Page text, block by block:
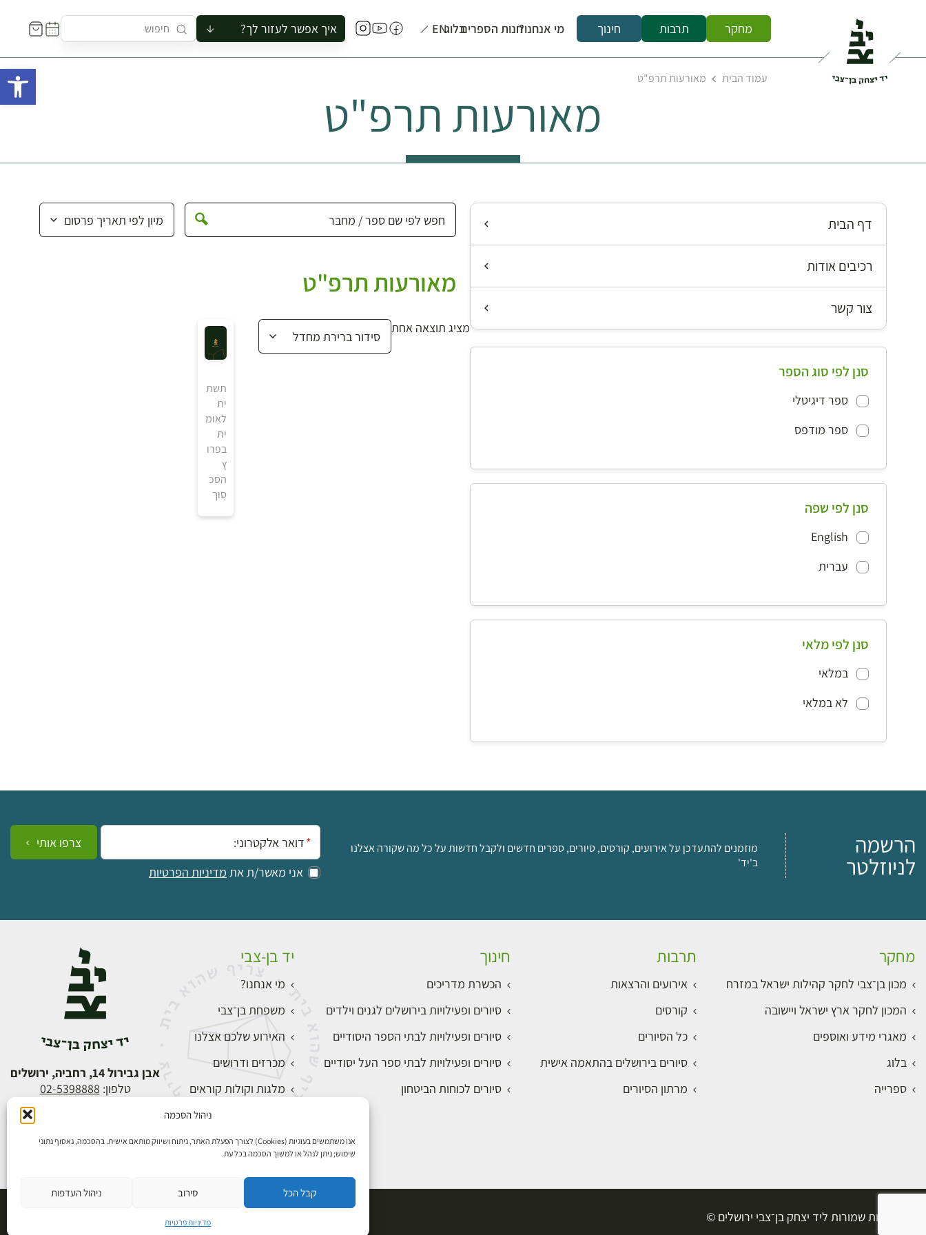
ניהול הסכמה
אנו משתמשים בעוגיות (Cookies) לצורך הפעלת האתר, ניתוח ושיווק מותאם אישית. בהסכמה, נאסוף נתוני
שימוש; ניתן לנהל או למשוך הסכמה בכל עת.
קבל הכל סירוב ניהול העדפות
מדיניות פרטיות
מחקר תרבות חינוך מי אנחנו?חנות הספריםבלוגEN איך אפשר לעזור לך?
להזמין סיור לקבוצה
לקנות ספר
לתאם ביקור בצריף
עמוד הבית מאורעות תרפ"ט
מאורעות תרפ"ט
דף הבית
רכיבים אודות
צור קשר
סנן לפי סוג הספר
ספר דיגיטלי
ספר מודפס
סנן לפי שפה
English
עברית
סנן לפי מלאי
במלאי
לא במלאי
מאורעות תרפ"ט
מציג תוצאה אחת
תשת
ית
לאומ
ית
בפרו
ץ
הסכ
סוך
הרשמה
לניוזלטר
מוזמנים להתעדכן על אירועים, קורסים, סיורים, ספרים חדשים ולקבל חדשות על כל מה שקורה אצלנו
ב'יד'
אימייל:
אני מאשר/ת את מדיניות הפרטיות
צרפו אותי
מחקר
מכון בן־צבי לחקר קהילות ישראל במזרח
המכון לחקר ארץ ישראל ויישובה
מאגרי מידע ואוספים
בלוג
ספרייה
תרבות
אירועים והרצאות
קורסים
כל הסיורים
סיורים בירושלים בהתאמה אישית
מרתון הסיורים
חינוך
הכשרת מדריכים
סיורים ופעילויות בירושלים לגנים וילדים
סיורים ופעילויות לבתי הספר היסודיים
סיורים ופעילויות לבתי ספר העל יסודיים
סיורים לכוחות הביטחון
יד בן-צבי
מי אנחנו?
משפחת בן־צבי
האירוע שלכם אצלנו
מכרזים ודרושים
מלגות וקולות קוראים
התחברות
אבן גבירול 14, רחביה, ירושלים
טלפון: 02-5398888
כל הזכויות שמורות ליד יצחק בן־צבי ירושלים ©